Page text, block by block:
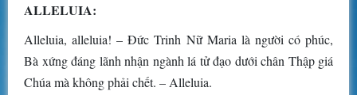
ALLELUIA:
Alleluia, alleluia! – Ðức Trinh Nữ Maria là người có phúc,
Bà xứng đáng lãnh nhận ngành lá tử đạo dưới chân Thập giá
Chúa mà không phải chết. – Alleluia.